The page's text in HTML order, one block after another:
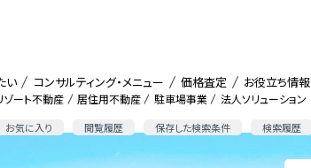
ゾート不動産 居住用不動産 駐車場事業 法人ソリューション
お気に入り 閲覧履歴 保存した検索条件 検索履歴
い コンサルティング・メニュー 価格査定 お役立ち情報